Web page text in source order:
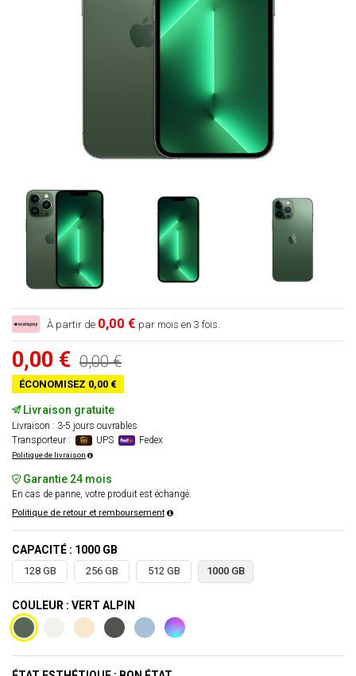
À partir de 0,00 € par mois en 3 fois.
0,00 € 0,00 €
ÉCONOMISEZ 0,00 €
Livraison gratuite
Livraison : 3-5 jours ouvrables
Transporteur :
UPS Fedex
Politique de livraison
Garantie 24 mois
En cas de panne, votre produit est échangé.
Politique de retour et remboursement
CAPACITÉ : 1000 GB
128 GB 256 GB 512 GB 1000 GB
COULEUR : VERT ALPIN